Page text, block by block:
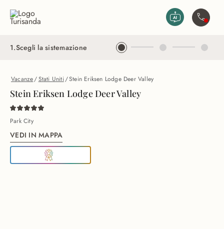
1.Scegli la sistemazione
Vacanze/Stati Uniti/Stein Eriksen Lodge Deer Valley
Stein Eriksen Lodge Deer Valley
Park City
VEDI IN MAPPA